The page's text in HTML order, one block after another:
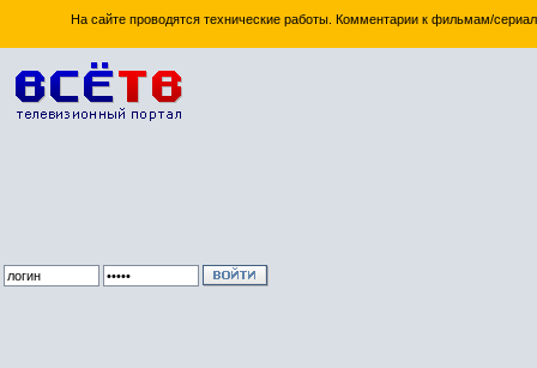
На сайте проводятся технические работы. Комментарии к фильмам/